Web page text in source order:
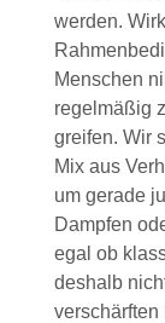
werden.
Menschen
regelmäßig
greifen. Wir
Mix aus
um gerade
Dampfen
egal ob
deshalb
verschärften